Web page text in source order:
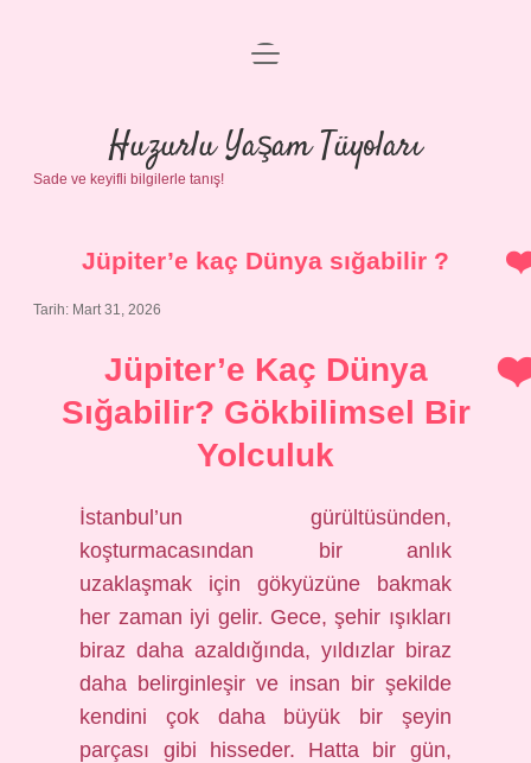
Anasayfa
Gizlilik Politikası
Yasal Uyarı
menüyü
Huzurlu Yaşam Tüyoları
Sade ve keyifli bilgilerle tanış!
Jüpiter’e kaç Dünya sığabilir ?
Tarih: Mart 31, 2026
Jüpiter’e Kaç Dünya
Sığabilir? Gökbilimsel Bir
Yolculuk
İstanbul’un gürültüsünden,
koşturmacasından bir anlık
uzaklaşmak için gökyüzüne bakmak
her zaman iyi gelir. Gece, şehir ışıkları
biraz daha azaldığında, yıldızlar biraz
daha belirginleşir ve insan bir şekilde
kendini çok daha büyük bir şeyin
parçası gibi hisseder. Hatta bir gün,